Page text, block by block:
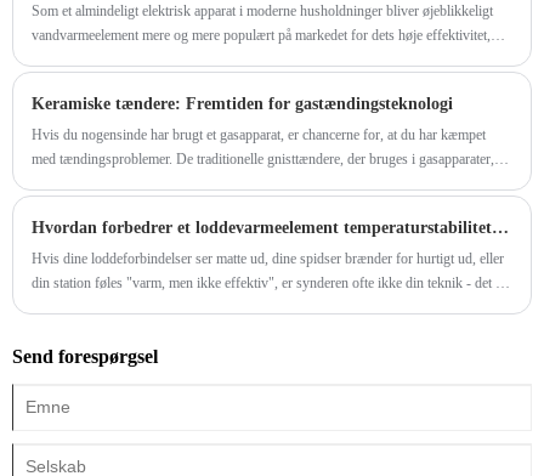
Som et almindeligt elektrisk apparat i moderne husholdninger bliver øjeblikkeligt
vandvarmeelement mere og mere populært på markedet for dets høje effektivitet,
Keramiske tændere: Fremtiden for gastændingsteknologi
Hvis du nogensinde har brugt et gasapparat, er chancerne for, at du har kæmpet
med tændingsproblemer. De traditionelle gnisttændere, der bruges i gasapparater,
spil, der lover at gøre gasantændelse jævnere og mindre hovedpine.
Hvordan forbedrer et loddevarmeelement temperaturstabiliteten?
Hvis dine loddeforbindelser ser matte ud, dine spidser brænder for hurtigt ud, eller
din station føles "varm, men ikke effektiv", er synderen ofte ikke din teknik - det er
Send forespørgsel